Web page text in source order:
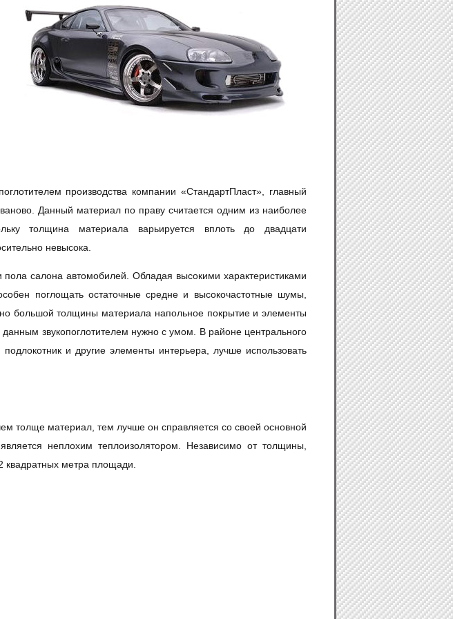
производства компании «СтандартПласт», главный
Данный материал по праву считается одним из наиболее
толщина материала варьируется вплоть до двадцати
невысока.
салона автомобилей. Обладая высокими характеристиками
поглощать остаточные средне и высокочастотные шумы,
большой толщины материала напольное покрытие и элементы
звукопоглотителем нужно с умом. В районе центрального
и другие элементы интерьера, лучше использовать
толще материал, тем лучше он справляется со своей основной
неплохим теплоизолятором. Независимо от толщины,
квадратных метра площади.